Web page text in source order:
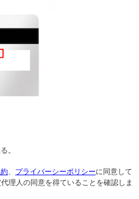
。
、 プライバーシーポリシーに同意して
理人の同意を得ていることを確認しま